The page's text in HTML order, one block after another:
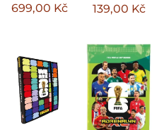
699,00 Kč 139,00 Kč